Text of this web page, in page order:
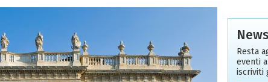
Resta
eventi
iscriviti